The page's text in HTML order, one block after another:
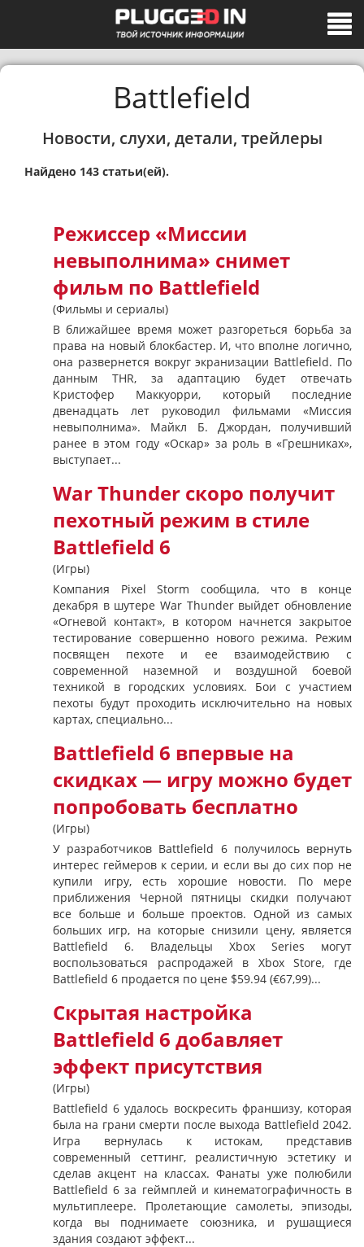
Battlefield
Новости, слухи, детали, трейлеры
Найдено 143 статьи(ей).
Режиссер «Миссии
невыполнима» снимет
фильм по Battlefield
(Фильмы и сериалы)
В ближайшее время может разгореться борьба за
права на новый блокбастер. И, что вполне логично,
она развернется вокруг экранизации Battlefield. По
данным THR, за адаптацию будет отвечать
Кристофер Маккуорри, который последние
двенадцать лет руководил фильмами «Миссия
невыполнима». Майкл Б. Джордан, получивший
ранее в этом году «Оскар» за роль в «Грешниках»,
выступает...
War Thunder скоро получит
пехотный режим в стиле
Battlefield 6
(Игры)
Компания Pixel Storm сообщила, что в конце
декабря в шутере War Thunder выйдет обновление
«Огневой контакт», в котором начнется закрытое
тестирование совершенно нового режима. Режим
посвящен пехоте и ее взаимодействию с
современной наземной и воздушной боевой
техникой в городских условиях. Бои с участием
пехоты будут проходить исключительно на новых
картах, специально...
Battlefield 6 впервые на
скидках — игру можно будет
попробовать бесплатно
(Игры)
У разработчиков Battlefield 6 получилось вернуть
интерес геймеров к серии, и если вы до сих пор не
купили игру, есть хорошие новости. По мере
приближения Черной пятницы скидки получают
все больше и больше проектов. Одной из самых
больших игр, на которые снизили цену, является
Battlefield 6. Владельцы Xbox Series могут
воспользоваться распродажей в Xbox Store, где
Battlefield 6 продается по цене $59.94 (€67,99)...
Скрытая настройка
Battlefield 6 добавляет
эффект присутствия
(Игры)
Battlefield 6 удалось воскресить франшизу, которая
была на грани смерти после выхода Battlefield 2042.
Игра вернулась к истокам, представив
современный сеттинг, реалистичную эстетику и
сделав акцент на классах. Фанаты уже полюбили
Battlefield 6 за геймплей и кинематографичность в
мультиплеере. Пролетающие самолеты, эпизоды,
когда вы поднимаете союзника, и рушащиеся
здания создают эффект...